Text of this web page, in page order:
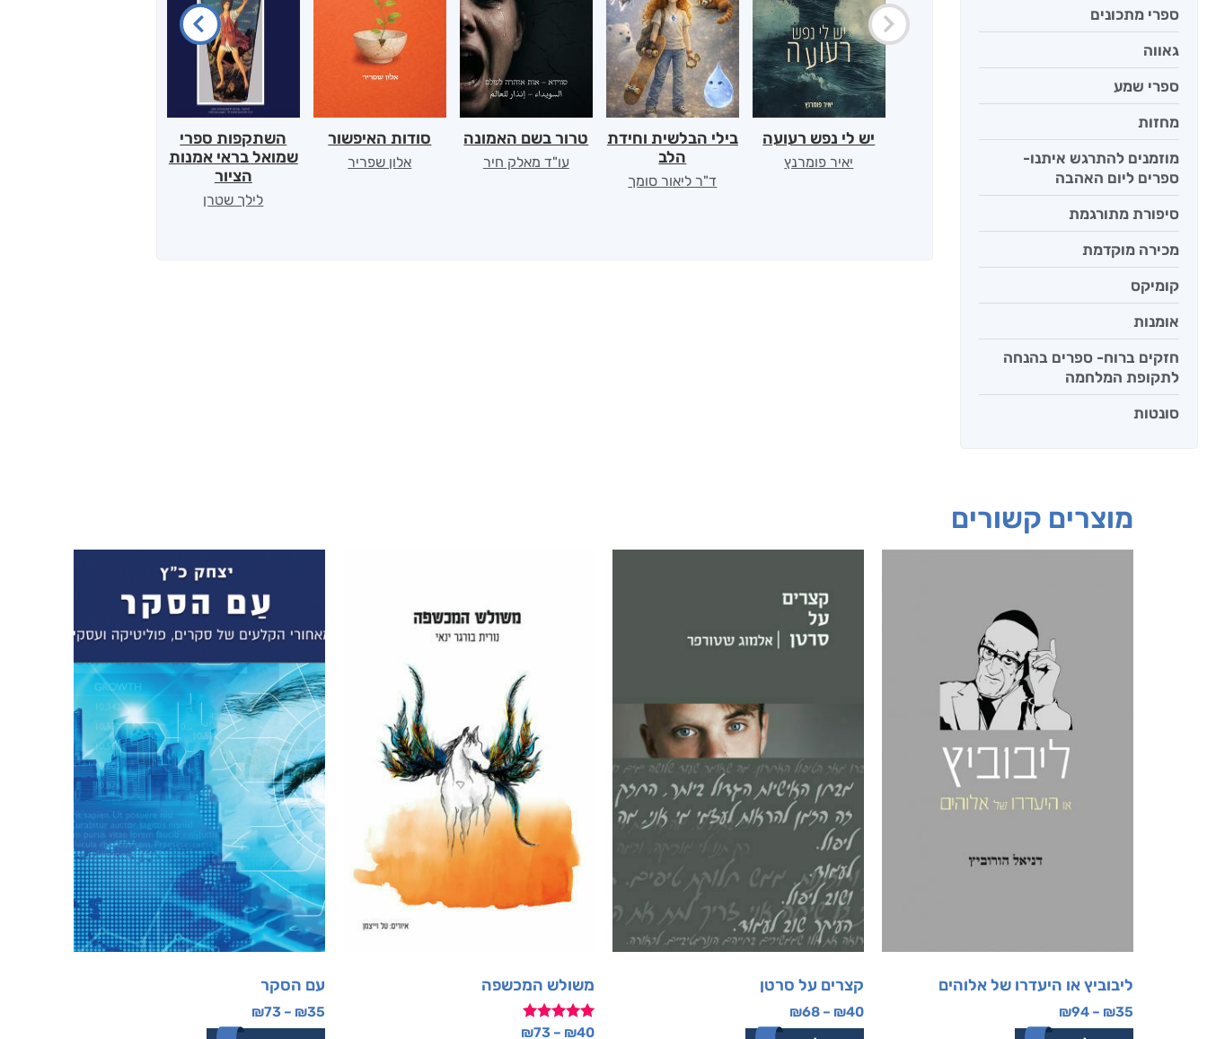
ספרי מתכונים
גאווה
ספרי שמע
מחזות
מוזמנים להתרגש איתנו-
ספרים ליום האהבה
סיפורת מתורגמת
מכירה מוקדמת
קומיקס
אומנות
חזקים ברוח- ספרים בהנחה
לתקופת המלחמה
סונטות
יש לי נפש רעועה
יאיר פומרנץ
בילי הבלשית וחידת
הלב
ד"ר ליאור סומך
טרור בשם האמונה
עו"ד מאלק חיר
סודות האיפשור
אלון שפריר
השתקפות ספרי
שמואל בראי אמנות
הציור
לילך שטרן
מוצרים קשורים
ליבוביץ או היעדרו של אלוהים
₪35
–
₪94
קצרים על סרטן
₪40
–
₪68
משולש המכשפה
דורג₪40
–
₪73
עם הסקר
₪35
–
₪73